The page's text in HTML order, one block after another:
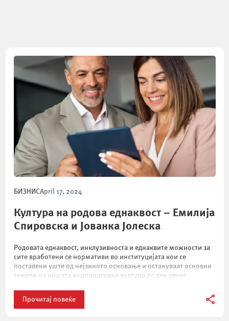
БИЗНИСApril 17, 2024
Култура на родова еднаквост – Емилија
Спировска и Јованка Јолеска
Родовата еднаквост, инклузивноста и еднаквите можности за
сите вработени се нормативи во институцијата кои се
поставени уште од нејзиното основање и остануваат основни
темели на нашата корпоративна култура до ден денес.
Прочитај повеќе